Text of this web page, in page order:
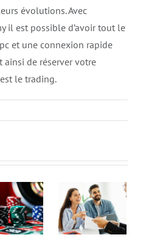
évolutions. Avec
il est possible d’avoir tout le
et une connexion rapide
ainsi de réserver votre
le trading.